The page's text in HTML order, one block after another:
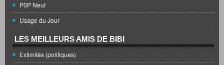
P0P Neuf
Usage du Jour
LES MEILLEURS AMIS DE BIBI
Extimités (politiques)